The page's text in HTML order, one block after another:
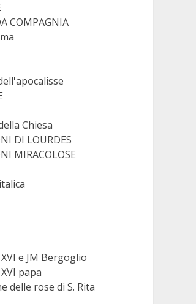
COMPAGNIA
Chiesa
DI LOURDES
MIRACOLOSE
e JM Bergoglio
papa
delle rose di S. Rita